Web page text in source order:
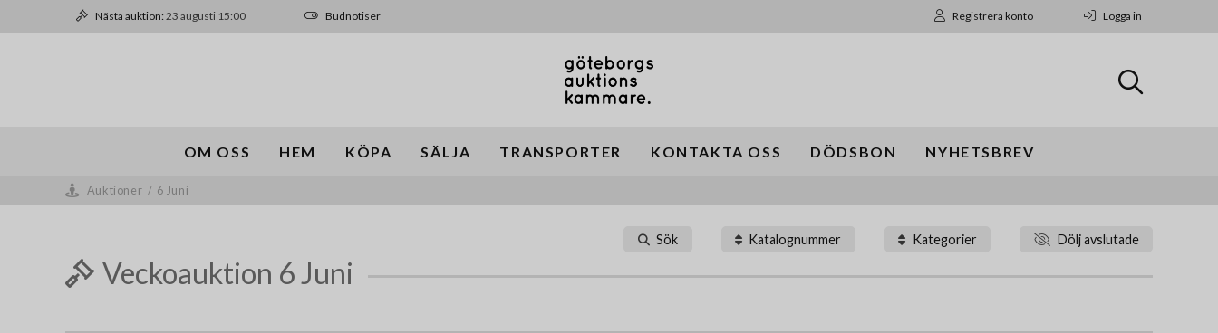
Nästa auktion:23 augusti 15:00 Budnotiser Registrera konto Logga in
OM OSS HEM KÖPA SÄLJA TRANSPORTER KONTAKTA OSS DÖDSBON NYHETSBREV
Auktioner / 6 Juni
Sök Katalognummer Kategorier Dölj avslutade
Veckoauktion 6 Juni